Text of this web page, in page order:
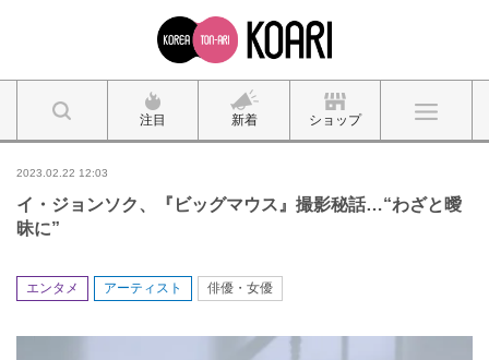
注目 新着 ショップ
2023.02.22 12:03
イ・ジョンソク、『ビッグマウス』撮影秘話…“わざと曖
昧に”
エンタメ アーティスト 俳優・女優